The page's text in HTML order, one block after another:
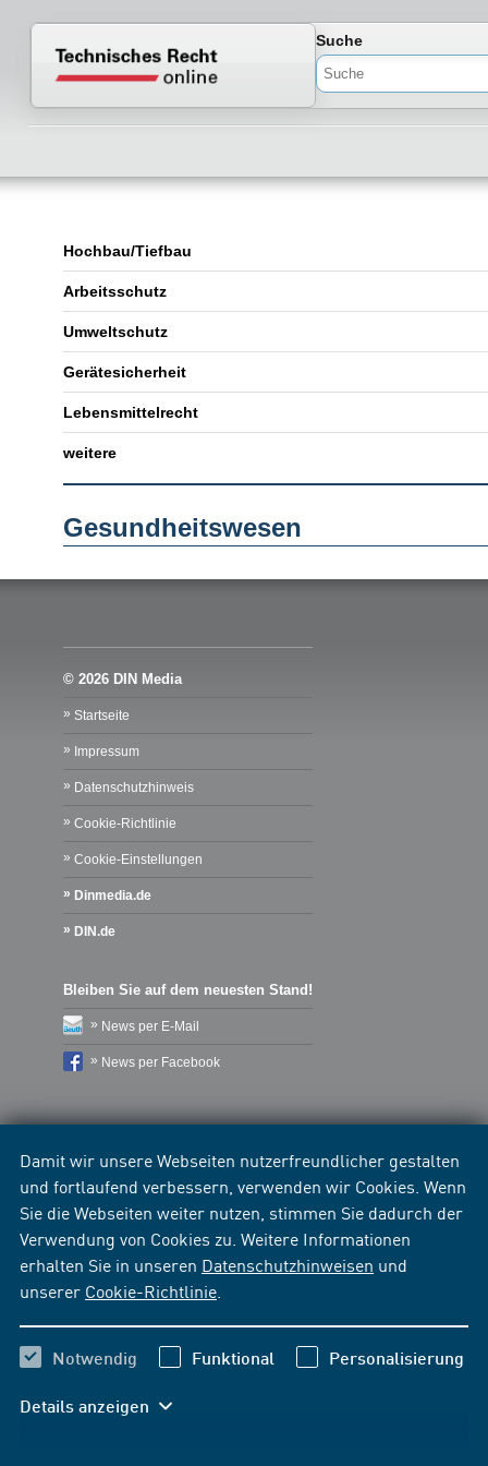
Damit wir unsere Webseiten nutzerfreundlicher gestalten
und fortlaufend verbessern, verwenden wir Cookies. Wenn
Sie die Webseiten weiter nutzen, stimmen Sie dadurch der
Verwendung von Cookies zu. Weitere Informationen
erhalten Sie in unseren Datenschutzhinweisen und
unserer Cookie-Richtlinie
Notwendig Funktional Personalisierung
Details anzeigen
Normenportal Barrierefreiheit
Suche
Hochbau/Tiefbau
Arbeitsschutz
Umweltschutz
Gerätesicherheit
Lebensmittelrecht
weitere
Gesundheitswesen
© 2026 DIN Media
Startseite
Impressum
Datenschutzhinweis
Cookie-Richtlinie
Cookie-Einstellungen
Dinmedia.de
DIN.de
Bleiben Sie auf dem neuesten Stand!
News per E-Mail
News per Facebook